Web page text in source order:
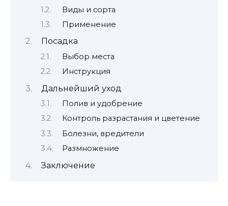
Виды и сорта
Применение
Посадка
Выбор места
Инструкция
Дальнейший уход
Полив и удобрение
Контроль разрастания и цветение
Болезни, вредители
Размножение
Заключение